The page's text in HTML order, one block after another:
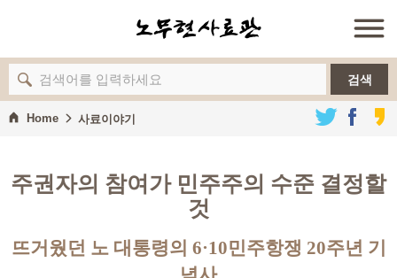
검색
Home 사료이야기
주권자의 참여가 민주주의 수준 결정할
것
뜨거웠던 노 대통령의 6·10민주항쟁 20주년 기